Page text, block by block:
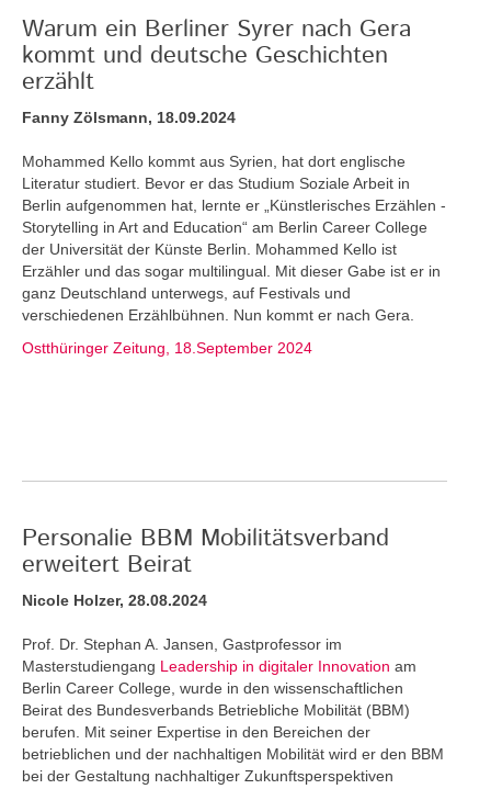
Warum ein Berliner Syrer nach Gera
kommt und deutsche Geschichten
erzählt
Fanny Zölsmann, 18.09.2024
Mohammed Kello kommt aus Syrien, hat dort englische
Literatur studiert. Bevor er das Studium Soziale Arbeit in
Berlin aufgenommen hat, lernte er „Künstlerisches Erzählen -
Storytelling in Art and Education“ am Berlin Career College
der Universität der Künste Berlin. Mohammed Kello ist
Erzähler und das sogar multilingual. Mit dieser Gabe ist er in
ganz Deutschland unterwegs, auf Festivals und
verschiedenen Erzählbühnen. Nun kommt er nach Gera.
Ostthüringer Zeitung, 18.September 2024
Personalie BBM Mobilitätsverband
erweitert Beirat
Nicole Holzer, 28.08.2024
Prof. Dr. Stephan A. Jansen, Gastprofessor im
Masterstudiengang Leadership in digitaler Innovation am
Berlin Career College, wurde in den wissenschaftlichen
Beirat des Bundesverbands Betriebliche Mobilität (BBM)
berufen. Mit seiner Expertise in den Bereichen der
betrieblichen und der nachhaltigen Mobilität wird er den BBM
bei der Gestaltung nachhaltiger Zukunftsperspektiven